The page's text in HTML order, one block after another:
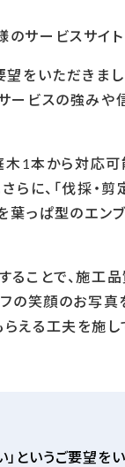
サービスサイト
をいただきまし
ービスの強みや
1本から対応可
に、「伐採・
っぱ型のエン
ことで、施工
の笑顔のお写真
える工夫を施し
というご要望をい